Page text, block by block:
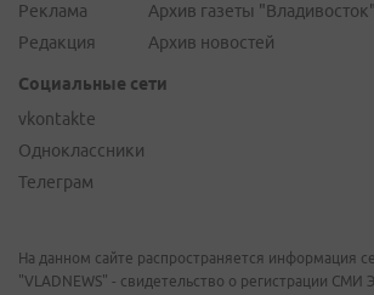
Реклама
Редакция
Архив газеты "Владивосток"
Архив новостей
Социальные сети
vkontakte
Одноклассники
Телеграм
На данном сайте распространяется информация
"VLADNEWS" - свидетельство о регистрации